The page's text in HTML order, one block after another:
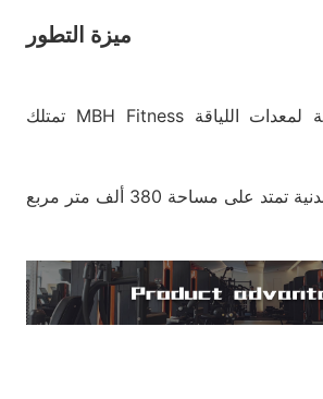
ميزة التطور
تمتلك MBH Fitness قاعدة صناعية ذكية لمعدات اللياقة